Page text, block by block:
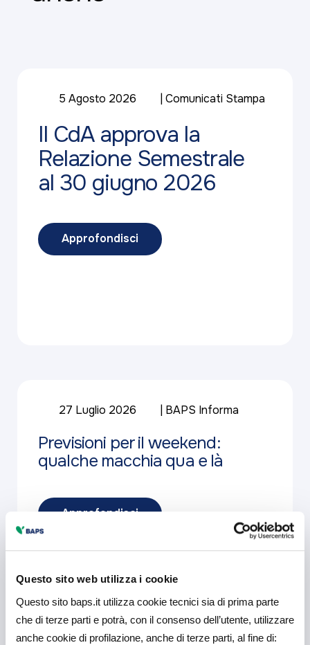
Questo sito web utilizza i cookie
Questo sito baps.it utilizza cookie tecnici sia di prima parte
che di terze parti e potrà, con il consenso dell’utente, utilizzare
anche cookie di profilazione, anche di terze parti, al fine di:
5 Agosto 2026 Comunicati Stampa
Il CdA approva la
Relazione Semestrale
al 30 giugno 2026
Approfondisci
27 Luglio 2026 BAPS Informa
Previsioni per il weekend:
qualche macchia qua e là
Approfondisci
23 Giugno 2026